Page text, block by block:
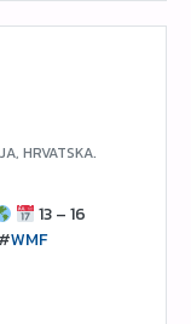
HRVATSKA.
13 – 16
#WMF